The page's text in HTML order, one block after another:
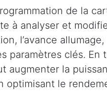
de la
à analyser et
l’avance
paramètres clés.
augmenter la
optimisant le